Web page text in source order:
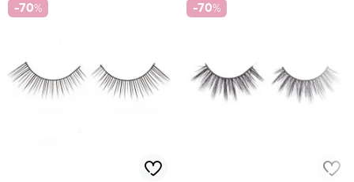
-70% -70%